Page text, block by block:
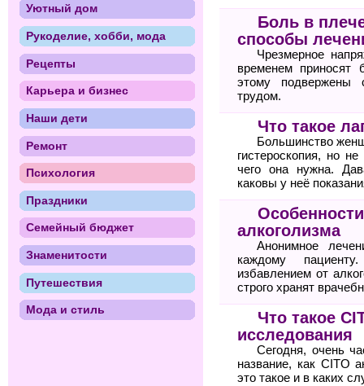
Боль в
способы
Чрезмерное
временем
этому подвержены
трудом.
Что такое
Большинство
гистероскопия, но
чего она нужна.
каковы у неё
алкоголизма
Анонимное
каждому
избавлением от
строго хранят
Что такое
исследования
Сегодня, очень
название, как CITO
это такое и в каких
Уютный дом
Рукоделие, хобби, мода
Рецепты
Карьера и бизнес
Наши дети
Ремонт
Психология
Праздники
Семейный бюджет
Знаменитости
Путешествия
Мода и стиль